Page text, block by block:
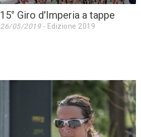
15° Giro d'Imperia a tappe
26/05/2019- Edizione 2019